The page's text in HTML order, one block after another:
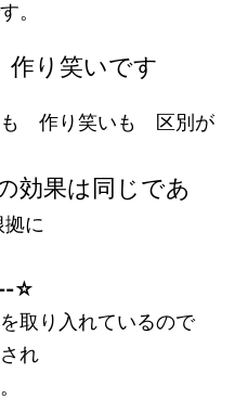
。
り笑いです
も 作り笑いも 区別が
効果は同じであ
に
☆
取り入れているので
れ